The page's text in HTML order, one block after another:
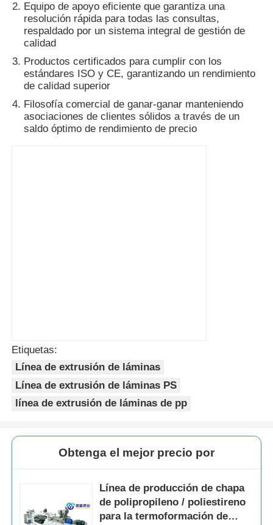
Máquina de calendario en rollo
Equipo de apoyo eficiente que garantiza una
resolución rápida para todas las consultas,
respaldado por un sistema integral de gestión de
calidad
Productos certificados para cumplir con los
estándares ISO y CE, garantizando un rendimiento
de calidad superior
Filosofía comercial de ganar-ganar manteniendo
asociaciones de clientes sólidos a través de un
saldo óptimo de rendimiento de precio
Etiquetas:
Línea de extrusión de láminas
Línea de extrusión de láminas PS
línea de extrusión de láminas de pp
Obtenga el mejor precio por
Línea de producción de chapa
de polipropileno / poliestireno
para la termoformación de